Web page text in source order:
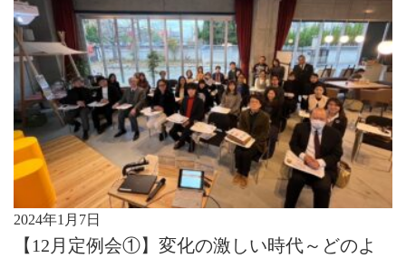
2024年1月7日
【12月定例会①】変化の激しい時代～どのよ